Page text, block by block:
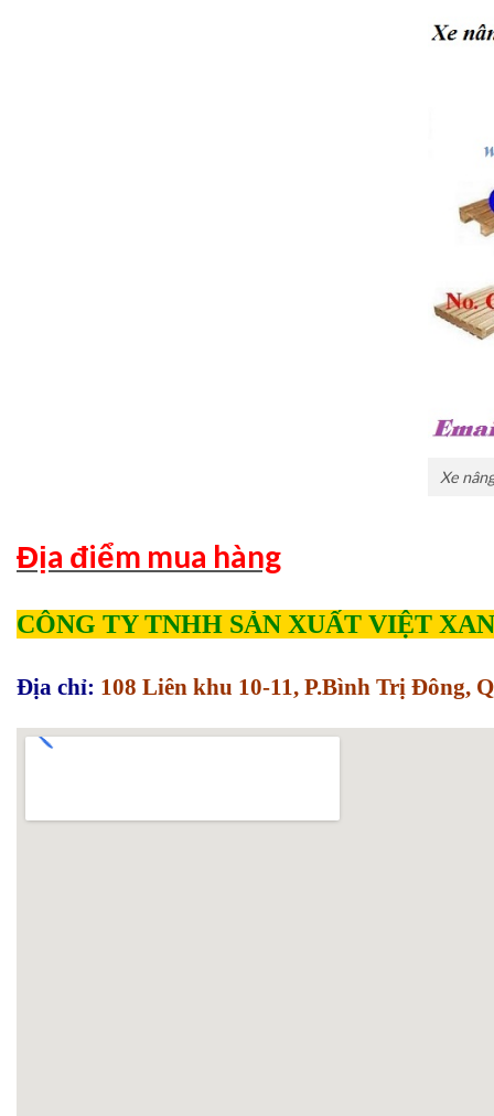
Xe
Địa điểm mua hàng
CÔNG TY TNHH SẢN XUẤT VIỆT
Địa chỉ: 108 Liên khu 10-11, P.Bình Trị Đông,